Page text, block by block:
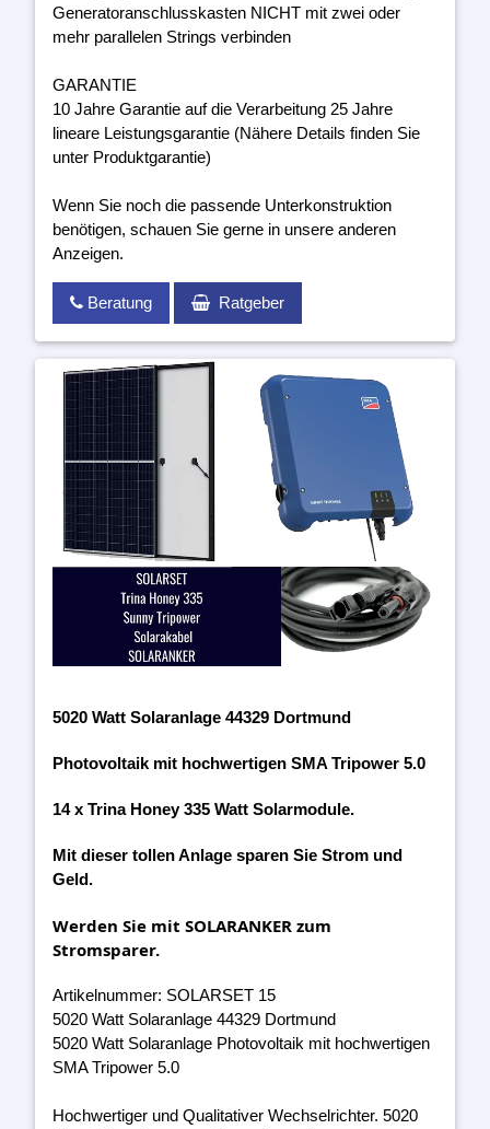
Generatoranschlusskasten NICHT mit zwei oder
mehr parallelen Strings verbinden
GARANTIE
10 Jahre Garantie auf die Verarbeitung 25 Jahre
lineare Leistungsgarantie (Nähere Details finden Sie
unter Produktgarantie)
Wenn Sie noch die passende Unterkonstruktion
benötigen, schauen Sie gerne in unsere anderen
Anzeigen.
Beratung Ratgeber
5020 Watt Solaranlage 44329 Dortmund
Photovoltaik mit hochwertigen SMA Tripower 5.0
14 x Trina Honey 335 Watt Solarmodule.
Mit dieser tollen Anlage sparen Sie Strom und
Geld.
Werden Sie mit SOLARANKER zum
Stromsparer.
Artikelnummer: SOLARSET 15
5020 Watt Solaranlage 44329 Dortmund
5020 Watt Solaranlage Photovoltaik mit hochwertigen
SMA Tripower 5.0
Hochwertiger und Qualitativer Wechselrichter. 5020